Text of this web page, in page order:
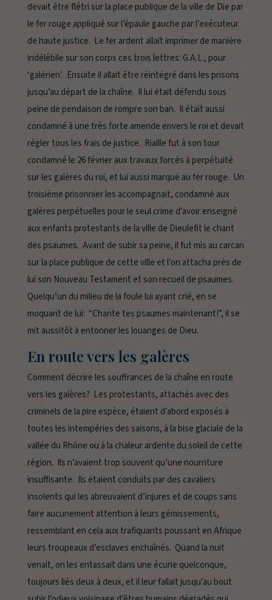
devait être flétri sur la place publique de la ville de Die par
le fer rouge appliqué sur l’épaule gauche par l’exécuteur
de haute justice. Le fer ardent allait imprimer de manière
indélébile sur son corps ces trois lettres: G.A.L., pour
‘galérien’. Ensuite il allait être réintégré dans les prisons
jusqu’au départ de la chaîne. Il lui était défendu sous
peine de pendaison de rompre son ban. Il était aussi
condamné à une très forte amende envers le roi et devait
régler tous les frais de justice. Riaille fut à son tour
condamné le 26 février aux travaux forcés à perpétuité
sur les galères du roi, et lui aussi marqué au fer rouge. Un
troisième prisonnier les accompagnait, condamné aux
galères perpétuelles pour le seul crime d’avoir enseigné
aux enfants protestants de la ville de Dieulefit le chant
des psaumes. Avant de subir sa peine, il fut mis au carcan
sur la place publique de cette ville et l’on attacha près de
lui son Nouveau Testament et son recueil de psaumes.
Quelqu’un du milieu de la foule lui ayant crié, en se
moquant de lui: “Chante tes psaumes maintenant!”, il se
mit aussitôt à entonner les louanges de Dieu.
En route vers les galères
Comment décrire les souffrances de la chaîne en route
vers les galères? Les protestants, attachés avec des
criminels de la pire espèce, étaient d’abord exposés à
toutes les intempéries des saisons, à la bise glaciale de la
vallée du Rhône ou à la chaleur ardente du soleil de cette
région. Ils n’avaient trop souvent qu’une nourriture
insuffisante. Ils étaient conduits par des cavaliers
insolents qui les abreuvaient d’injures et de coups sans
faire aucunement attention à leurs gémissements,
ressemblant en cela aux trafiquants poussant en Afrique
leurs troupeaux d’esclaves enchaînés. Quand la nuit
venait, on les entassait dans une écurie quelconque,
toujours liés deux à deux, et il leur fallait jusqu’au bout